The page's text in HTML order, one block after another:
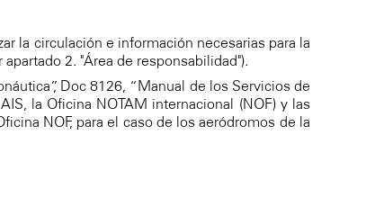
la circulación e información necesarias para la
2. "Área de responsabilidad").
Doc 8126, “Manual de los Servicios de
la Oficina NOTAM internacional (NOF) y las
NOF, para el caso de los aeródromos de la